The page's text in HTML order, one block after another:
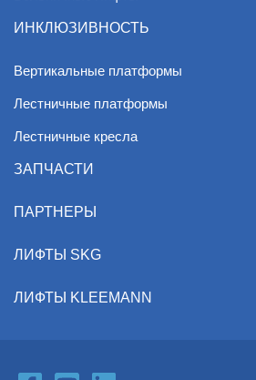
ИНКЛЮЗИВНОСТЬ
Вертикальные платформы
Лестничные платформы
Лестничные кресла
ЗАПЧАСТИ
ПАРТНЕРЫ
ЛИФТЫ SKG
ЛИФТЫ KLEEMANN